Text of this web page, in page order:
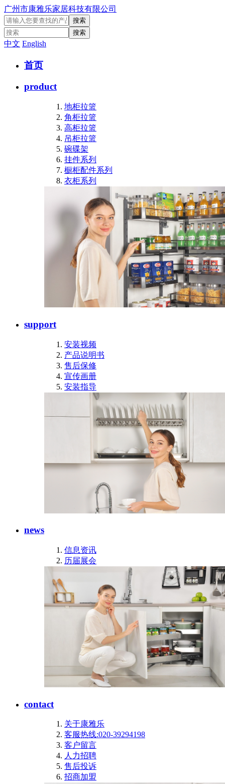
广州市康雅乐家居科技有限公司
中文 English
首页
product
地柜拉篮
角柜拉篮
高柜拉篮
吊柜拉篮
碗碟架
挂件系列
橱柜配件系列
衣柜系列
support
安装视频
产品说明书
售后保修
宣传画册
安装指导
news
信息资讯
历届展会
contact
关于康雅乐
客服热线:020-39294198
客户留言
人力招聘
售后投诉
招商加盟